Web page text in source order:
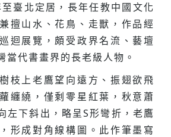
臺北定居，長年任教中國文化
擅山水、花鳥、走獸，作品經
迴展覽，頗受政界名流、藝壇
當代書畫界的長老級人物。
枝上老鷹望向遠方、振翅欲飛
纏繞，僅剩零星紅葉，秋意蕭
左下斜出，略呈S形彎折，老鷹
形成對角線構圖。此作筆墨寫